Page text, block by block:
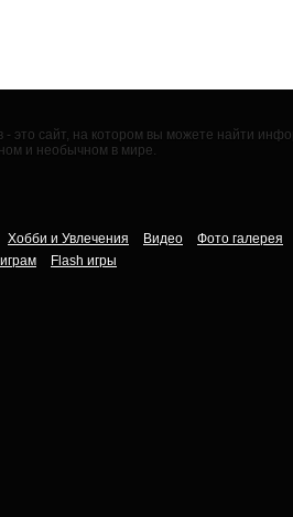
это сайт, на котором вы можете найти
и необычном в мире.
Хобби и Увлечения Видео
Фото галерея
Flash игры